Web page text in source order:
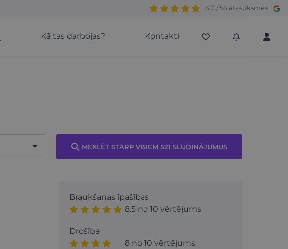
5.0 / 56 atsauksmes
Kā tas darbojas? Kontakti
MEKLĒT STARP VISIEM 521 SLUDINĀJUMUS
Braukšanas īpašības
8.5 no 10 vērtējums
Drošība
8 no 10 vērtējums